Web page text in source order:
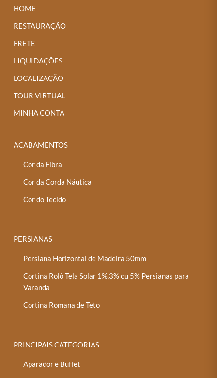
HOME
RESTAURAÇÃO
FRETE
LIQUIDAÇÕES
LOCALIZAÇÃO
TOUR VIRTUAL
MINHA CONTA
ACABAMENTOS
Cor da Fibra
Cor da Corda Náutica
Cor do Tecido
PERSIANAS
Persiana Horizontal de Madeira 50mm
Cortina Rolô Tela Solar 1%,3% ou 5% Persianas para
Varanda
Cortina Romana de Teto
PRINCIPAIS CATEGORIAS
Aparador e Buffet